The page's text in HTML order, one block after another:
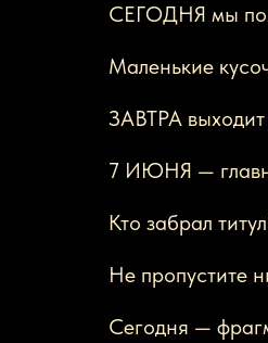
СЕГОДНЯ мы
Маленькие
ЗАВТРА выходит
7 ИЮНЯ —
Кто забрал
Не пропустите
Сегодня —